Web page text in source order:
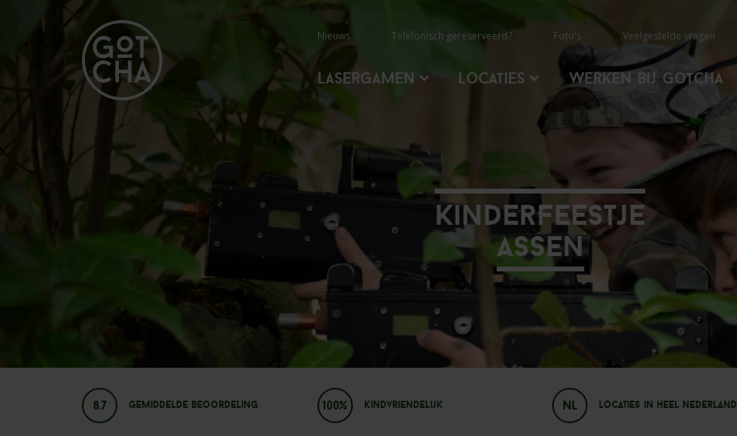
Nieuws Telefonisch gereserveerd? Foto’s Veelgestelde vragen
Lasergamen Locaties Werken Bij Gotcha
Kinderfeestje
Assen
8.7 Gemiddelde beoordeling 100% Kindvriendelijk NL Locaties in heel nederland